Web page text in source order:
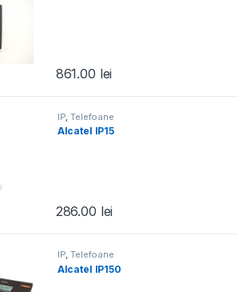
861.00 lei
IP ,Telefoane
Alcatel IP15
286.00 lei
IP,Telefoane
Alcatel IP150